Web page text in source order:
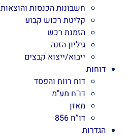
חשבונות הכנסות והוצאות
קליטת רכוש קבוע
הזמנת רכש
גיליון הזנה
ייבוא/ייצוא קבצים
דוחות
דוח רווח והפסד
דו"ח מע"מ
מאזן
דו”ח 856
הגדרות